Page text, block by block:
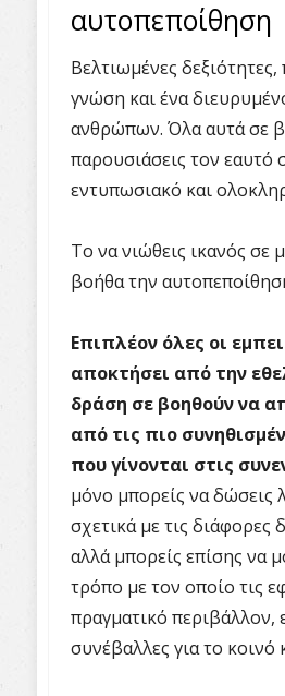
αυτοπεποίθηση
Βελτιωμένες
γνώση και ένα
ανθρώπων. Όλα αυτά σε
παρουσιάσεις τον εαυτό
εντυπωσιακό και
Το να νιώθεις ικανός σε
βοήθα την
Επιπλέον όλες οι
αποκτήσει από την
δράση σε βοηθούν να
από τις πιο
που γίνονται στις
μόνο μπορείς να δώσεις
σχετικά με τις διάφορες
αλλά μπορείς επίσης να
τρόπο με τον οποίο τις
πραγματικό
συνέβαλλες για το κοινό